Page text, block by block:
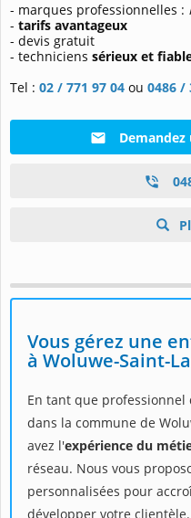
- marques professionnelles :
- tarifs avantageux
- devis gratuit
- techniciens sérieux et
Tel : 02 / 771 97 04 ou 0486 /
Demandez
Vous gérez une
à Woluwe-Saint-
En tant que professionnel
dans la commune de
avez l'expérience du
réseau. Nous vous
personnalisées pour
développer votre clientèle.